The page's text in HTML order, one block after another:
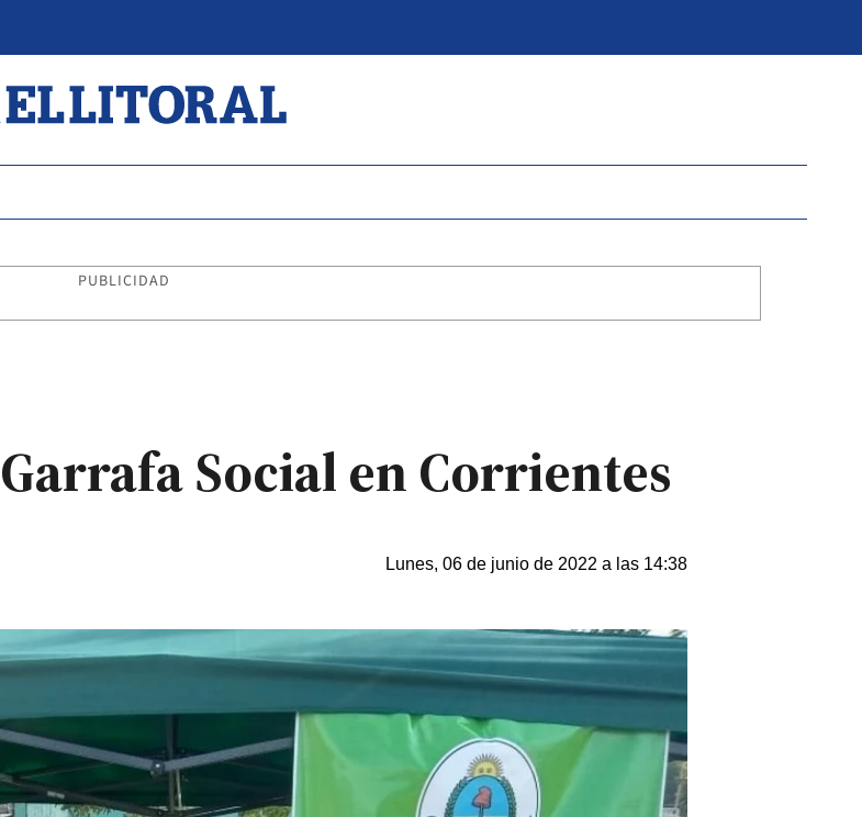
PUBLICIDAD
Social en Corrientes
Lunes, 06 de junio de 2022 a las 14:38